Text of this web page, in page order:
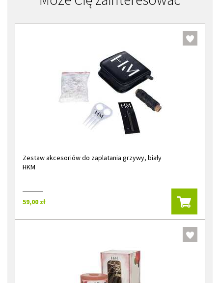
Zestaw akcesoriów do zaplatania grzywy, biały
HKM
59,00 zł